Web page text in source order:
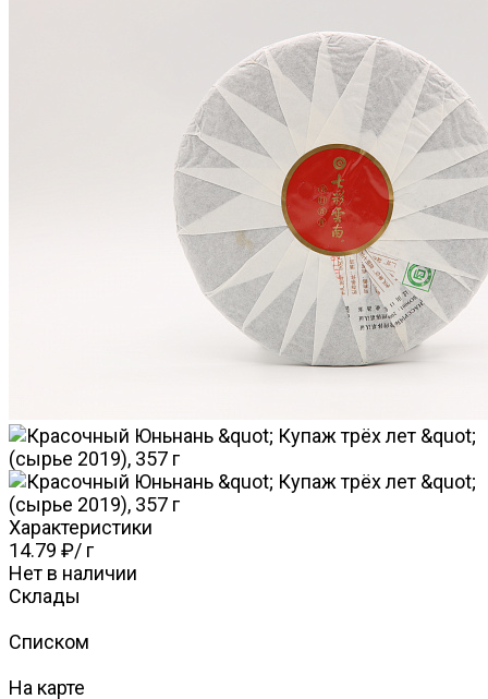
Характеристики
14.79 ₽/ г
Нет в наличии
Склады
Списком
На карте